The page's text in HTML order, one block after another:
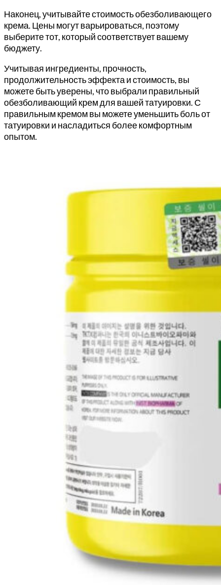
на
странице
товара.
Наконец, учитывайте стоимость обезболивающего
крема. Цены могут варьироваться, поэтому
выберите тот, который соответствует вашему
бюджету.
Учитывая ингредиенты, прочность,
продолжительность эффекта и стоимость, вы
можете быть уверены, что выбрали правильный
обезболивающий крем для вашей татуировки. С
правильным кремом вы можете уменьшить боль от
татуировки и насладиться более комфортным
опытом.